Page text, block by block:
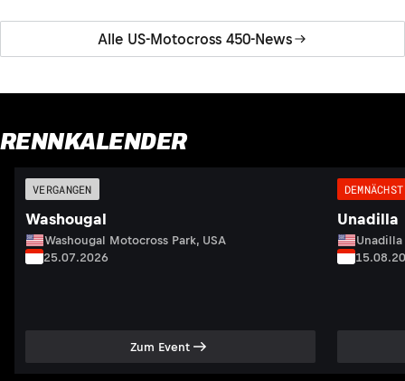
Alle US-Motocross 450-News
RENNKALENDER
VERGANGEN
Washougal
Washougal Motocross Park, USA
25.07.2026
Zum Event
DEMNÄCHST
Unadilla
Unadilla